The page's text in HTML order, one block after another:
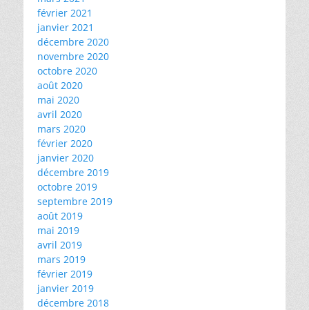
février 2021
janvier 2021
décembre 2020
novembre 2020
octobre 2020
août 2020
mai 2020
avril 2020
mars 2020
février 2020
janvier 2020
décembre 2019
octobre 2019
septembre 2019
août 2019
mai 2019
avril 2019
mars 2019
février 2019
janvier 2019
décembre 2018